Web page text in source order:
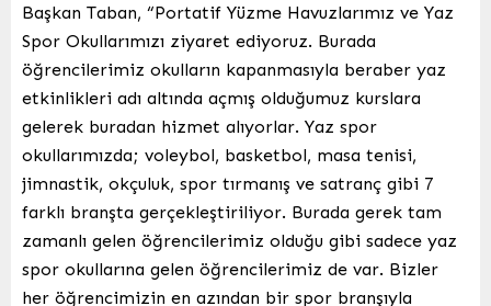
Başkan Taban, “Portatif Yüzme Havuzlarımız ve Yaz
Spor Okullarımızı ziyaret ediyoruz. Burada
öğrencilerimiz okulların kapanmasıyla beraber yaz
etkinlikleri adı altında açmış olduğumuz kurslara
gelerek buradan hizmet alıyorlar. Yaz spor
okullarımızda; voleybol, basketbol, masa tenisi,
jimnastik, okçuluk, spor tırmanış ve satranç gibi 7
farklı branşta gerçekleştiriliyor. Burada gerek tam
zamanlı gelen öğrencilerimiz olduğu gibi sadece yaz
spor okullarına gelen öğrencilerimiz de var. Bizler
her öğrencimizin en azından bir spor branşıyla